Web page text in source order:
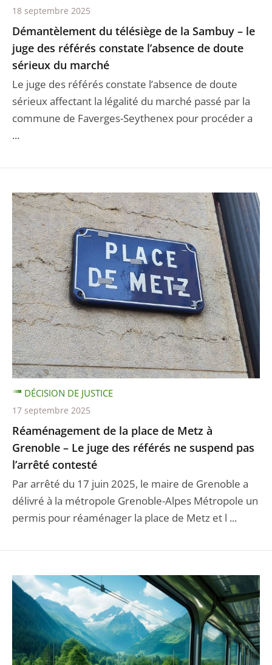
Démantèlement du télésiège de la Sambuy – le
juge des référés constate l’absence de doute
sérieux du marché
Le juge des référés constate l’absence de doute
sérieux affectant la légalité du marché passé par la
commune de Faverges-Seythenex pour procéder a
...
18 septembre 2025
Réaménagement de la place de Metz à
Grenoble – Le juge des référés ne suspend pas
l’arrêté contesté
Par arrêté du 17 juin 2025, le maire de Grenoble a
délivré à la métropole Grenoble-Alpes Métropole un
permis pour réaménager la place de Metz et l ...
DÉCISION DE JUSTICE
17 septembre 2025